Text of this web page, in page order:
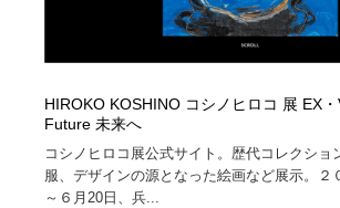
HIROKO KOSHINO コシノヒロコ 展 EX
Future 未来へ
コシノヒロコ展公式サイト。歴代コレクショ
服、デザインの源となった絵画など展示。２
～６月20日、兵...